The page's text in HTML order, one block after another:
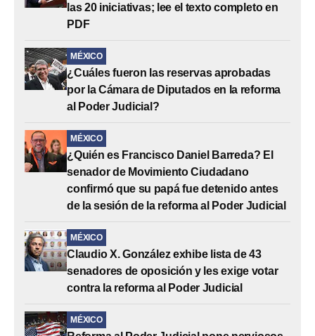
las 20 iniciativas; lee el texto completo en
PDF
MÉXICO
¿Cuáles fueron las reservas aprobadas
por la Cámara de Diputados en la reforma
al Poder Judicial?
MÉXICO
¿Quién es Francisco Daniel Barreda? El
senador de Movimiento Ciudadano
confirmó que su papá fue detenido antes
de la sesión de la reforma al Poder Judicial
MÉXICO
Claudio X. González exhibe lista de 43
senadores de oposición y les exige votar
contra la reforma al Poder Judicial
MÉXICO